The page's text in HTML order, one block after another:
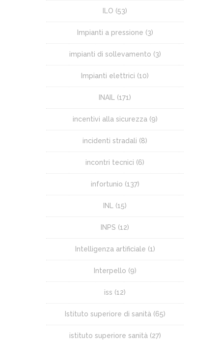
ILO (53)
Impianti a pressione (3)
impianti di sollevamento (3)
Impianti elettrici (10)
INAIL (171)
incentivi alla sicurezza (9)
incidenti stradali (8)
incontri tecnici (6)
infortunio (137)
INL (15)
INPS (12)
Intelligenza artificiale (1)
Interpello (9)
iss (12)
Istituto superiore di sanità (65)
istituto superiore sanità (27)